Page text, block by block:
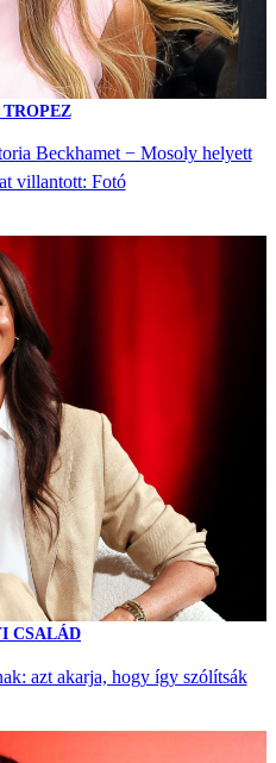
Beckhamet − Mosoly helyett
villantott: Fotó
CSALÁD
azt akarja, hogy így szólítsák